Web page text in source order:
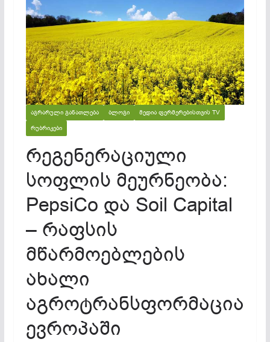
ᲐᲒᲠᲐᲠᲣᲚᲘ ᲒᲐᲜᲐᲗᲚᲔᲑᲐ ᲑᲚᲝᲒᲘ
ᲛᲔᲓᲘᲐ ᲤᲔᲠᲛᲔᲠᲔᲑᲘᲡᲗᲕᲘᲡ TV
ᲠᲣᲑᲠᲘᲙᲔᲑᲘ
რეგენერაციული
სოფლის მეურნეობა:
PepsiCo და Soil Capital
– რაფსის
მწარმოებლების
ახალი
აგროტრანსფორმაცია
ევროპაში